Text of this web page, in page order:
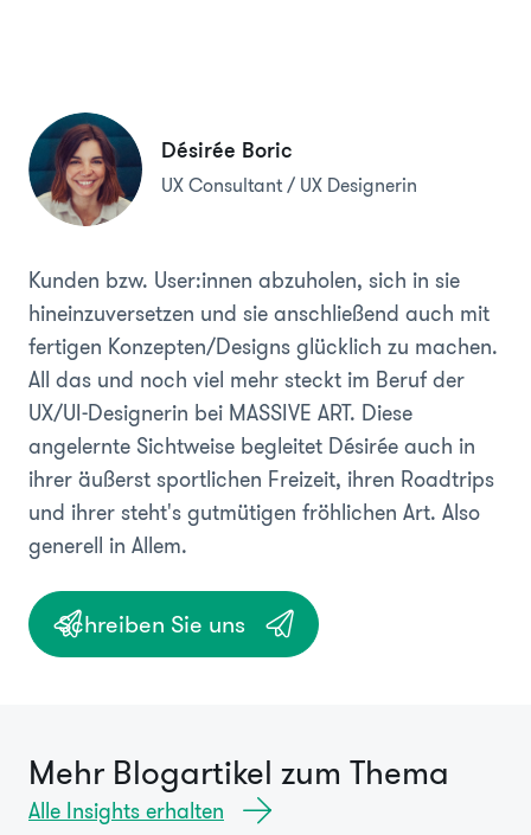
Désirée Boric
UX Consultant / UX Designerin
Kunden bzw. User:innen abzuholen, sich in sie
hineinzuversetzen und sie anschließend auch mit
fertigen Konzepten/Designs glücklich zu machen.
All das und noch viel mehr steckt im Beruf der
UX/UI-Designerin bei MASSIVE ART. Diese
angelernte Sichtweise begleitet Désirée auch in
ihrer äußerst sportlichen Freizeit, ihren Roadtrips
und ihrer steht's gutmütigen fröhlichen Art. Also
generell in Allem.
Schreiben Sie uns
Mehr Blogartikel zum Thema
Alle Insights erhalten